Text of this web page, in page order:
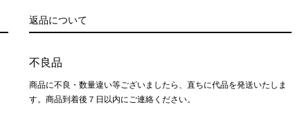
返品について
不良品
商品に不良・数量違い等ございましたら、直ちに代品を発送いたしま
す。商品到着後７日以内にご連絡ください。